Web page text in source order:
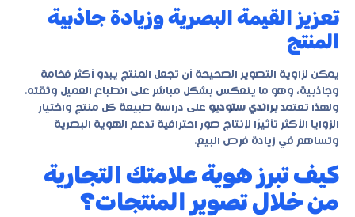
تعزيز القيمة البصرية وزيادة جاذبية
المنتج
يمكن لزاوية التصوير الصحيحة أن تجعل المنتج يبدو أكثر فخامة
وجاذبية، وهو ما ينعكس بشكل مباشر على انطباع العميل وثقته.
ولهذا تعتمد براندي ستوديو على دراسة طبيعة كل منتج واختيار
الزوايا الأكثر تأثيرًا لإنتاج صور احترافية تدعم الهوية البصرية
وتساهم في زيادة فرص البيع.
كيف تبرز هوية علامتك التجارية
من خلال تصوير المنتجات؟